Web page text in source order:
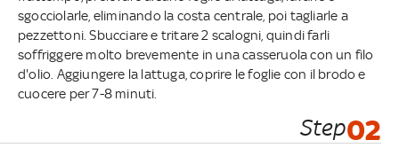
sgocciolarle, eliminando la costa centrale, poi tagliarle a
pezzettoni. Sbucciare e tritare 2 scalogni, quindi farli
soffriggere molto brevemente in una casseruola con un filo
d'olio. Aggiungere la lattuga, coprire le foglie con il brodo e
cuocere per 7-8 minuti.
Step02